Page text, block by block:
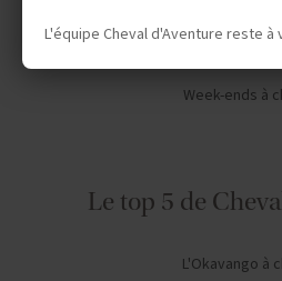
Week-ends à
Le top 5 de
L'Okavango à
L'équipe Cheval d'Aventure reste